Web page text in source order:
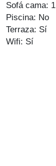
Sofá cama: 1
Piscina: No
Terraza: Sí
Wifi: Sí